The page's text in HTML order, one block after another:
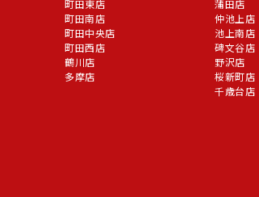
町田東店
町田南店
町田中央店
町田西店
鶴川店
多摩店
蒲田店
仲池上店
池上南店
碑文谷店
野沢店
桜新町店
千歳台店